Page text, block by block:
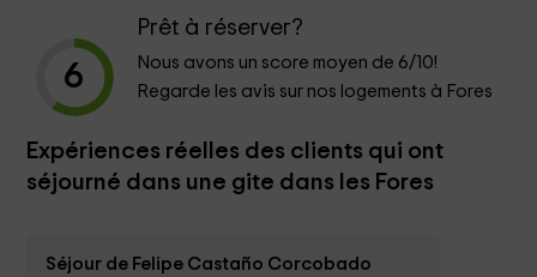
6
Prêt à réserver?
Nous avons un score moyen de 6/10!
Regarde les avis sur nos logements à Fores
Expériences réelles des clients qui ont
séjourné dans une gite dans les Fores
Séjour de Felipe Castaño Corcobado